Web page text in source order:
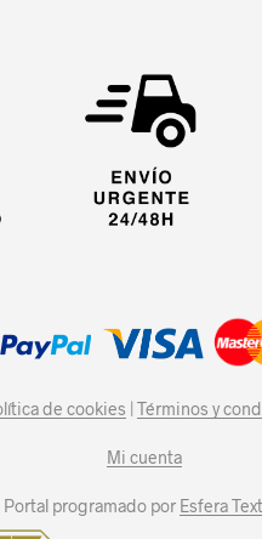
de cookies | Términos y
Mi cuenta
Portal programado por Esfera